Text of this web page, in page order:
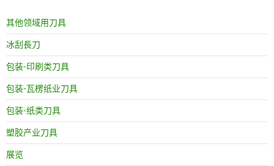
其他领域用刀具
冰刮長刀
包装-印刷类刀具
包装-瓦楞纸业刀具
包装-纸类刀具
塑胶产业刀具
展览